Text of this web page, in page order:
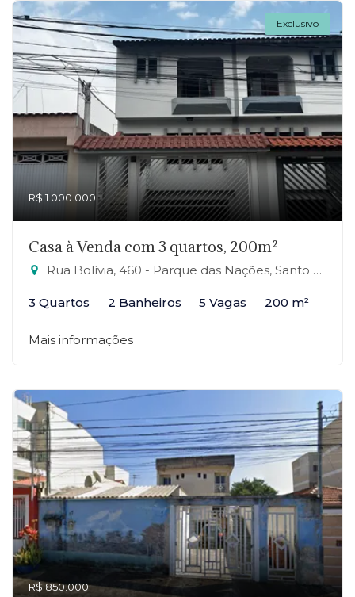
Exclusivo
R$ 1.000.000
Casa à Venda com 3 quartos, 200m²
Rua Bolívia, 460 - Parque das Nações, Santo André-SP
3 Quartos 2 Banheiros 5 Vagas 200 m²
Mais informações
R$ 850.000